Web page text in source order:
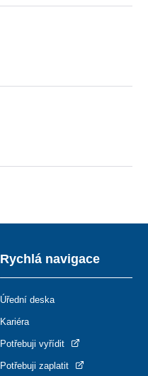
Rychlá navigace
Úřední deska
Kariéra
Potřebuji vyřídit
Potřebuji zaplatit